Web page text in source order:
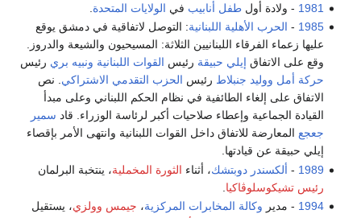
1981 - ولادة أولطفل أنابيب في الولايات المتحدة
1985
- الحرب الأهلية اللبنانية: التوصل لاتفاقية في دمشق يوقع
عليها زعماء الفرقاء اللبنانيين الثلاثة: المسيحيون والشيعة والدروز.
وقع على الاتفاق إيلي حبيقة رئيس القوات اللبنانية ونبيه بري رئيس
حركة أمل ووليد جنبلاط رئيس الحزب التقدمي الاشتراكي. نص
الاتفاق على إلغاء الطائفية في نظام الحكم اللبناني وعلى مبدأ
القيادة الجماعية وإعطاء صلاحيات أكبر لرئاسة الوزراء. قاد سمير
جعجع المعارضة للاتفاق داخل القوات اللبنانية وانتهى الأمر بإقصاء
إيلي حبيقة عن قيادتها.
1989
- ألكسندر دوبتشك، أثناء الثورة المخملية، ينتخبة البرلمان
رئيس تشيكوسلوڤاكيا
1994 - مدير وكالة المخابرات المركزية، جيمس وولزي، يستقيل